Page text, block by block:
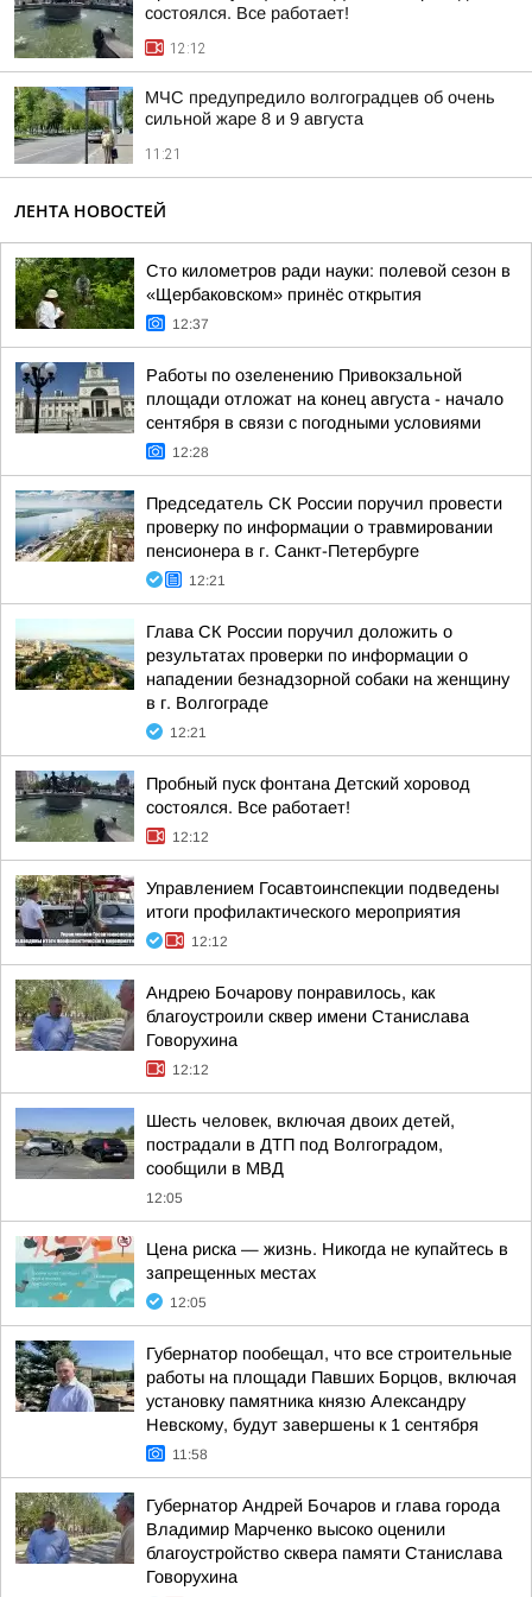
состоялся. Все работает!
12:12
МЧС предупредило волгоградцев об очень
сильной жаре 8 и 9 августа
11:21
ЛЕНТА НОВОСТЕЙ
Сто километров ради науки: полевой сезон в
«Щербаковском» принёс открытия
12:37
Работы по озеленению Привокзальной
площади отложат на конец августа - начало
сентября в связи с погодными условиями
12:28
Председатель СК России поручил провести
проверку по информации о травмировании
пенсионера в г. Санкт-Петербурге
12:21
Глава СК России поручил доложить о
результатах проверки по информации о
нападении безнадзорной собаки на женщину
в г. Волгограде
12:21
Пробный пуск фонтана Детский хоровод
состоялся. Все работает!
12:12
Управлением Госавтоинспекции подведены
итоги профилактического мероприятия
12:12
Андрею Бочарову понравилось, как
благоустроили сквер имени Станислава
Говорухина
12:12
Шесть человек, включая двоих детей,
пострадали в ДТП под Волгоградом,
сообщили в МВД
12:05
Цена риска — жизнь. Никогда не купайтесь в
запрещенных местах
12:05
Губернатор пообещал, что все строительные
работы на площади Павших Борцов, включая
установку памятника князю Александру
Невскому, будут завершены к 1 сентября
11:58
Губернатор Андрей Бочаров и глава города
Владимир Марченко высоко оценили
благоустройство сквера памяти Станислава
Говорухина